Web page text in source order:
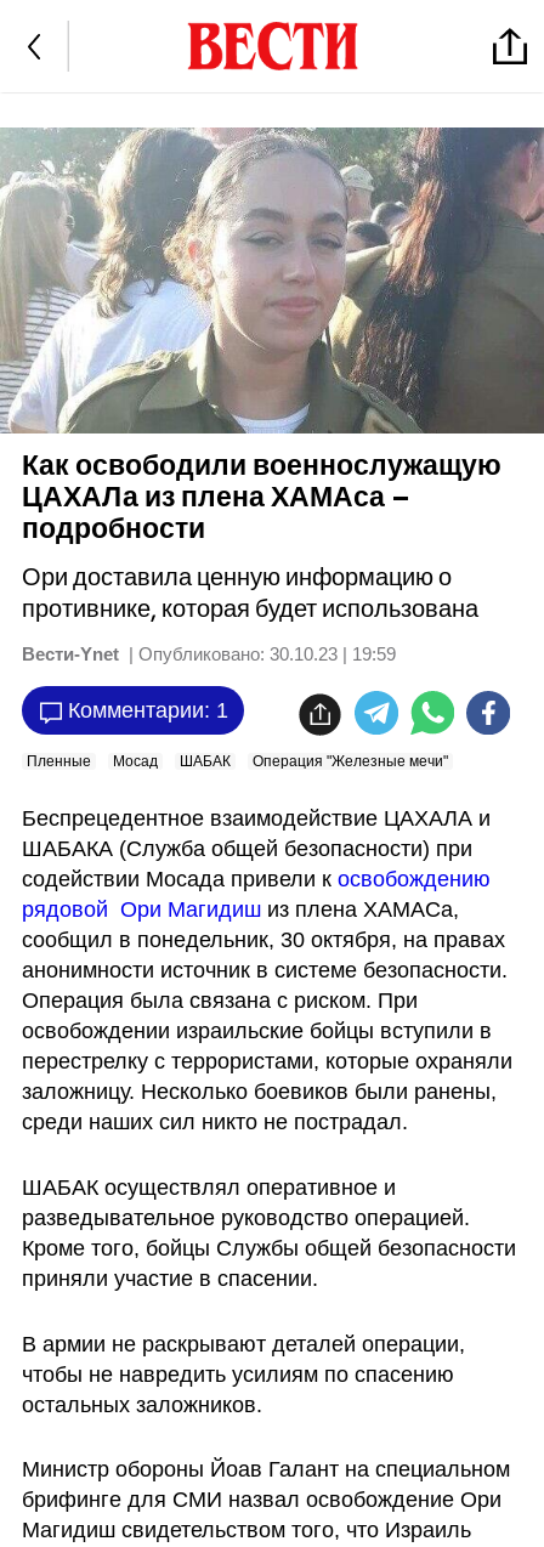
Как освободили военнослужащую
ЦАХАЛа из плена ХАМАса –
подробности
Ори доставила ценную информацию о
противнике, которая будет использована
Вести-Ynet | Опубликовано: 30.10.23 | 19:59
Комментарии: 1
Пленные Мосад ШАБАК Операция "Железные мечи"
Беспрецедентное взаимодействие ЦАХАЛА и
ШАБАКА (Служба общей безопасности) при
содействии Мосада привели к освобождению
рядовой  Ори Магидиш из плена ХАМАСа,
сообщил в понедельник, 30 октября, на правах
анонимности источник в системе безопасности.
Операция была связана с риском. При
освобождении израильские бойцы вступили в
перестрелку с террористами, которые охраняли
заложницу. Несколько боевиков были ранены,
среди наших сил никто не пострадал.
ШАБАК осуществлял оперативное и
разведывательное руководство операцией.
Кроме того, бойцы Службы общей безопасности
приняли участие в спасении.
В армии не раскрывают деталей операции,
чтобы не навредить усилиям по спасению
остальных заложников.
Министр обороны Йоав Галант на специальном
брифинге для СМИ назвал освобождение Ори
Магидиш свидетельством того, что Израиль